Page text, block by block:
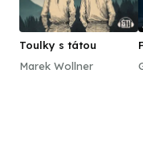
Toulky s tátou
Marek Wollner